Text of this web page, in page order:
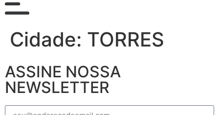
Cidade: TORRES
ASSINE NOSSA
NEWSLETTER